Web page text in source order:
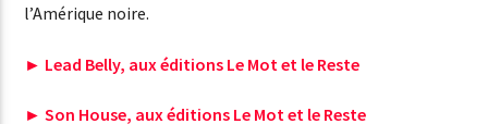
l’Amérique noire.
► Lead Belly, aux éditions Le Mot et le Reste
►Son House, aux éditions Le Mot et le Reste